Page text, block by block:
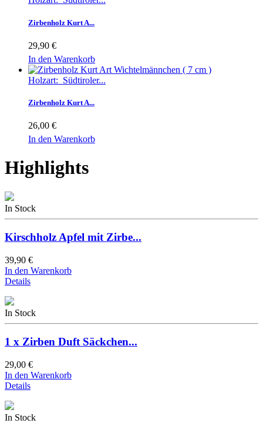
Zirbenholz Kurt A...
29,90 €
In den Warenkorb
Holzart: Südtiroler...
Zirbenholz Kurt A...
26,00 €
In den Warenkorb
Highlights
In Stock
Kirschholz Apfel mit Zirbe...
39,90 €
In den Warenkorb
Details
In Stock
1 x Zirben Duft Säckchen...
29,00 €
In den Warenkorb
Details
In Stock